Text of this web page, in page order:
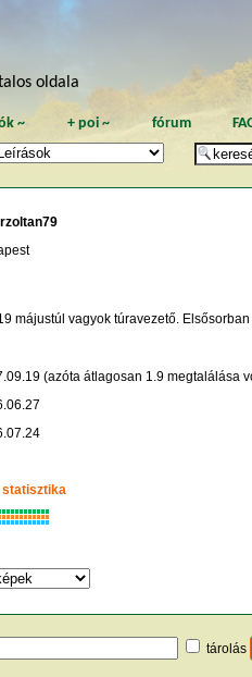
oldala
~ + poi~ fórum
májustúl vagyok túravezető.
(azóta átlagosan 1.9 megtalálása
statisztika
tárolás